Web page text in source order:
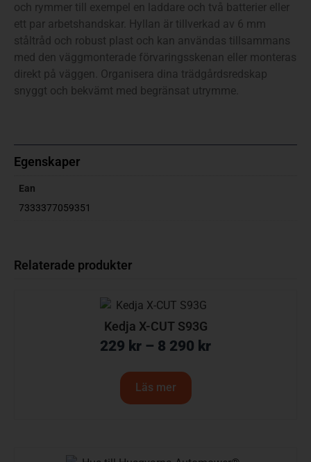
och rymmer till exempel en laddare och två batterier eller
ett par arbetshandskar. Hyllan är tillverkad av 6 mm
ståltråd och robust plast och kan användas tillsammans
med den väggmonterade förvaringsskenan eller monteras
direkt på väggen. Organisera dina trädgårdsredskap
snyggt och bekvämt med begränsat utrymme.
Egenskaper
Ean
7333377059351
Relaterade produkter
Kedja X-CUT S93G
229 kr – 8 290 kr
Läs mer